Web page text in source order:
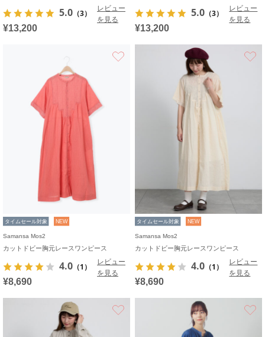
5.0 （3）
レビュー
を見る
¥13,200
5.0 （3）
レビュー
を見る
¥13,200
タイムセール対象 NEW
Samansa Mos2
カットドビー胸元レースワンピース
4.0 （1）
レビュー
を見る
¥8,690
タイムセール対象 NEW
Samansa Mos2
カットドビー胸元レースワンピース
4.0 （1）
レビュー
を見る
¥8,690